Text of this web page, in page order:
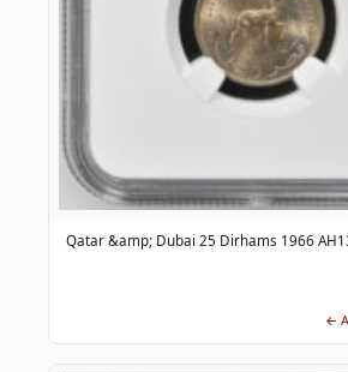
Qatar &amp; Dubai 25 Dirhams 1966